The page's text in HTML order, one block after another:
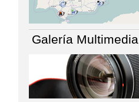
Galería Multimedia